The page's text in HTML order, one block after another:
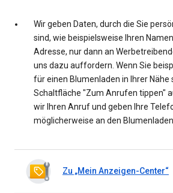
Wir geben Daten, durch die Sie
sind, wie beispielsweise Ihren
Adresse, nur dann an
uns dazu auffordern. Wenn Sie
für einen Blumenladen in Ihrer Nähe
Schaltfläche "Zum Anrufen tippen"
wir Ihren Anruf und geben Ihre
möglicherweise an den
Zu „Mein Anzeigen-Center“